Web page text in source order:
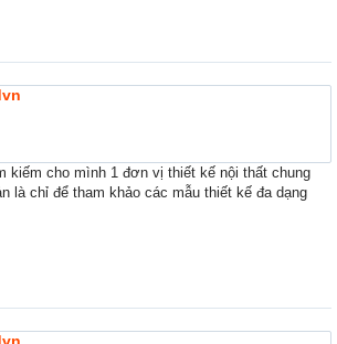
kiếm cho mình 1 đơn vị thiết kế nội thất chung
là chỉ để tham khảo các mẫu thiết kế đa dạng